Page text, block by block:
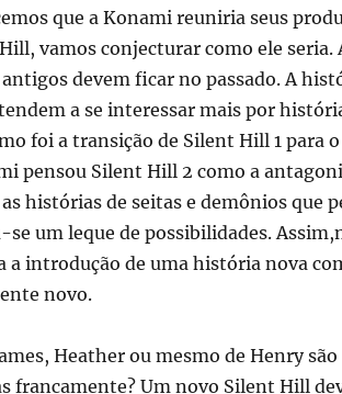
que a Konami reuniria seus
vamos conjecturar como ele seria.
antigos devem ficar no passado. A
a se interessar mais por
foi a transição de Silent Hill 1 para o
pensou Silent Hill 2 como a
histórias de seitas e demônios que
um leque de possibilidades.
a introdução de uma história nova
novo.
Heather ou mesmo de Henry
francamente? Um novo Silent Hill